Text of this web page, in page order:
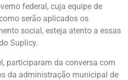
federal, cuja equipe de
serão aplicados os
social, esteja atento a essas
Suplicy.
participaram da conversa com
da administração municipal de